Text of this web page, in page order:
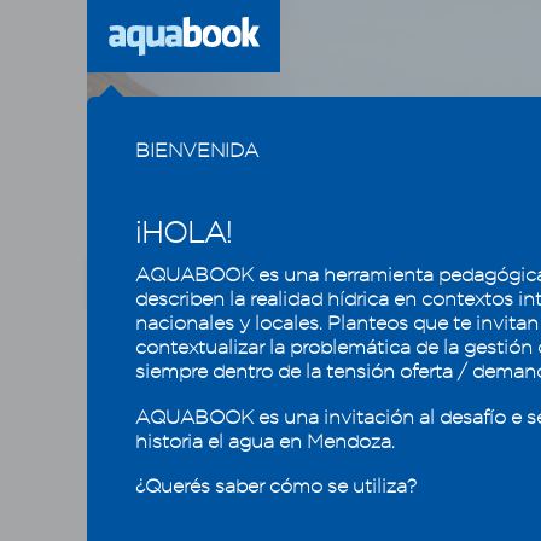
Previous
CAPÍTULO 1 2 3 4 5
El agua se valora y se mide
5.1 - Balance Hídrico
5.2 - Pronóstico y medición de
El
los
BIENVENIDA
¡HOLA!
AQUABOOK es una herramienta
describen la realidad hídrica en contextos
nacionales y locales. Planteos que te
contextualizar la problemática de la gestión
siempre dentro de la tensión oferta /
AQUABOOK es una invitación al desafío e
historia el agua en Mendoza.
¿Querés saber cómo se utiliza?